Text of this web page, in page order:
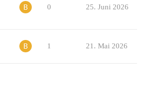
0 25. Juni 2026
1 21. Mai 2026